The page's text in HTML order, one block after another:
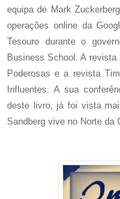
equipa de Mark
operações online da
Tesouro durante o
Business School. A revista
Poderosas e a revista
Influentes. A sua
deste livro, já foi vista
Sandberg vive no Norte da